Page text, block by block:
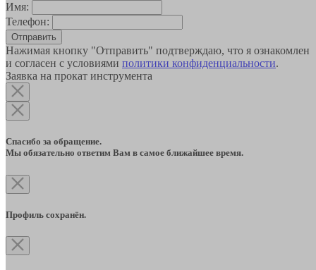
Имя:
Телефон:
Отправить
Нажимая кнопку "Отправить" подтверждаю, что я ознакомлен
и согласен с условиями политики конфиденциальности.
Заявка на прокат инструмента
Спасибо за обращение.
Мы обязательно ответим Вам в самое ближайшее время.
Профиль сохранён.